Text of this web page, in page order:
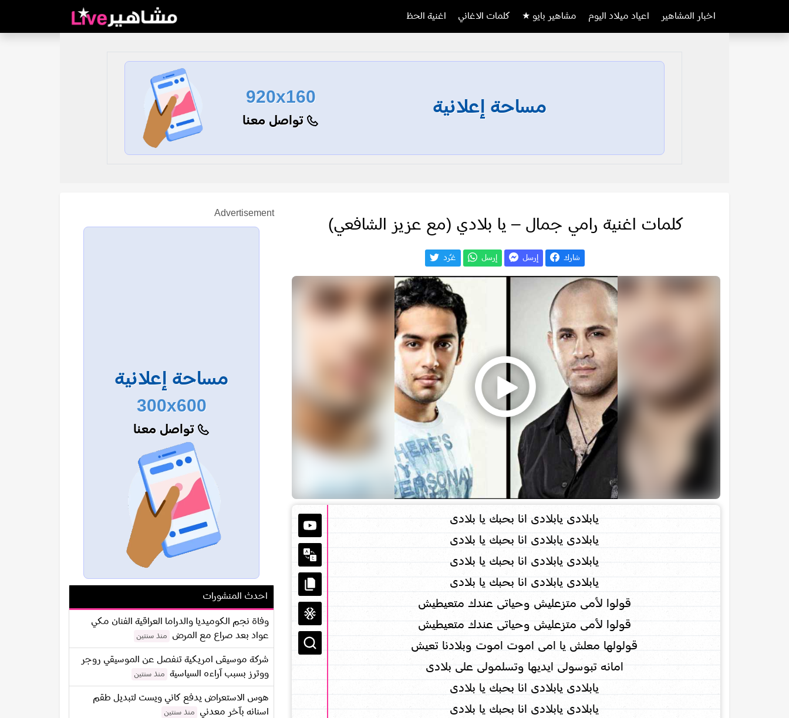
اخبار المشاهير اعياد ميلاد اليوم مشاهير بايو ★ كلمات الاغاني اغنية الحظ
مساحة إعلانية
920x160
تواصل معنا
كلمات اغنية رامي جمال – يا بلادي (مع عزيز الشافعي)
شارك إرسل إرسل غـّرد
يابلادى يابلادى انا بحبك يا بلادى
يابلادى يابلادى انا بحبك يا بلادى
يابلادى يابلادى انا بحبك يا بلادى
يابلادى يابلادى انا بحبك يا بلادى
قولوا لأمى متزعليش وحياتى عندك متعيطيش
قولوا لأمى متزعليش وحياتى عندك متعيطيش
قولولها معلش يا امى اموت اموت وبلادنا تعيش
امانه تبوسولى ايديها وتسلمولى على بلادى
يابلادى يابلادى انا بحبك يا بلادى
يابلادى يابلادى انا بحبك يا بلادى
Advertisement
مساحة إعلانية
300x600
تواصل معنا
احدث المنشورات
وفاة نجم الكوميديا والدراما العراقية الفنان مكي
عواد بعد صراع مع المرض
منذ سنتين
شركة موسيقى امريكية تنفصل عن الموسيقي روجر
ووترز بسبب آراءه السياسية
منذ سنتين
هوس الاستعراض يدفع كاني ويست لتبديل طقم
اسنانه بآخر معدني
منذ سنتين